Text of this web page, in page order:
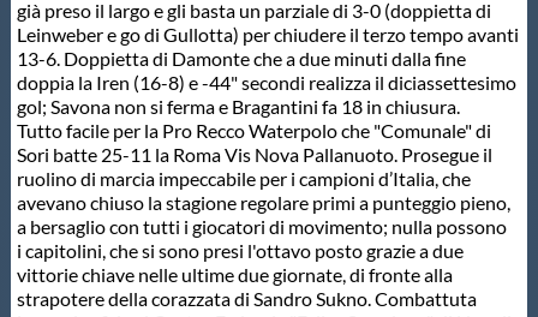
Qualità
Sostenibilità
Privacy
Cookie Policy
Archivio News
già preso il largo e gli basta un parziale di 3-0 (doppietta di
Leinweber e go di Gullotta) per chiudere il terzo tempo avanti
13-6. Doppietta di Damonte che a due minuti dalla fine
doppia la Iren (16-8) e -44" secondi realizza il diciassettesimo
gol; Savona non si ferma e Bragantini fa 18 in chiusura.
Tutto facile per la Pro Recco Waterpolo che "Comunale" di
Sori batte 25-11 la Roma Vis Nova Pallanuoto. Prosegue il
ruolino di marcia impeccabile per i campioni d’Italia, che
avevano chiuso la stagione regolare primi a punteggio pieno,
a bersaglio con tutti i giocatori di movimento; nulla possono
i capitolini, che si sono presi l'ottavo posto grazie a due
vittorie chiave nelle ultime due giornate, di fronte alla
strapotere della corazzata di Sandro Sukno. Combattuta